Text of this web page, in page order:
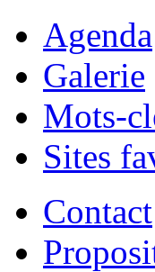
Agenda
Galerie
Mots-
Sites
Contact